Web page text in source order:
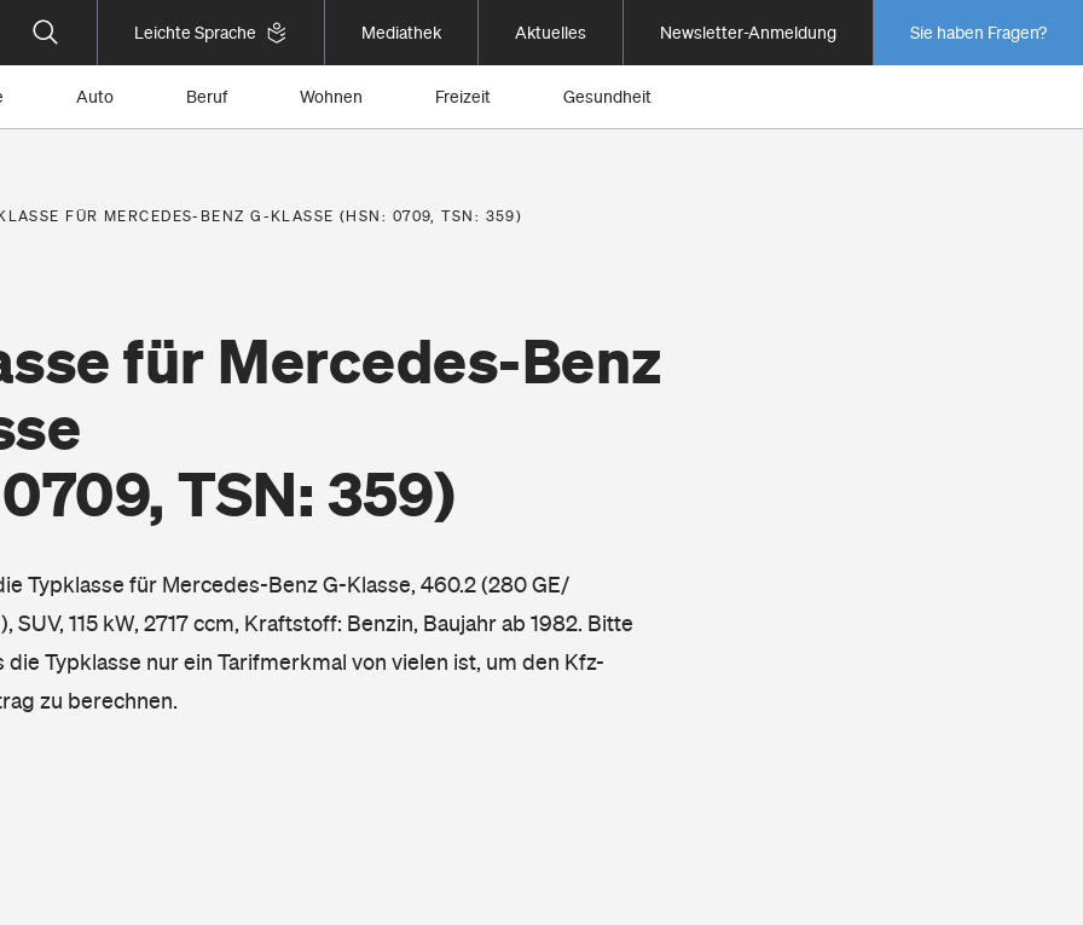
Leichte Sprache Mediathek Aktuelles Newsletter-Anmeldung Sie haben Fragen?
Auto Beruf Wohnen Freizeit Gesundheit
FÜR MERCEDES-BENZ G-KLASSE (HSN: 0709, TSN: 359)
für Mercedes-Benz
TSN: 359)
Typklasse für Mercedes-Benz G-Klasse, 460.2 (280 GE/
SUV, 115 kW, 2717 ccm, Kraftstoff: Benzin, Baujahr ab 1982. Bitte
die Typklasse nur ein Tarifmerkmal von vielen ist, um den Kfz-
zu berechnen.